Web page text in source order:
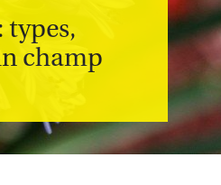
types,
champ
LA BEAUTÉ
DE VIE